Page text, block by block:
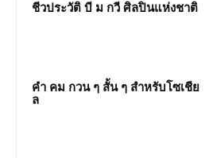
ชีวประวัติ บี ม กวี ศิลปินแห่งชาติ
คํา คม กวน ๆ สั้น ๆ สำหรับโซเชีย
ล